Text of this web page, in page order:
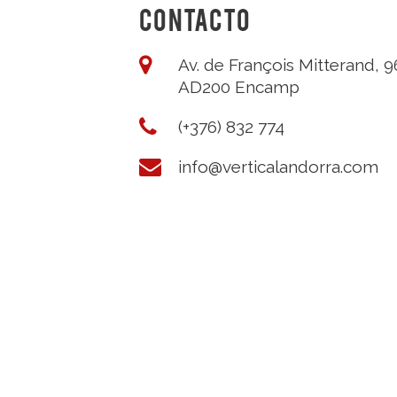
CONTACTO
Av. de François Mitterand,
AD200 Encamp
(+376) 832 774
info@verticalandorra.com